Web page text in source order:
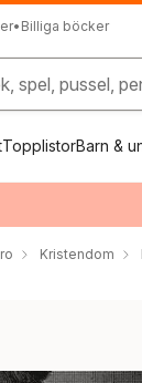
• Billiga böcker
spel, pussel,
TopplistorBarn &
Kristendom